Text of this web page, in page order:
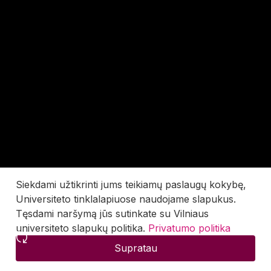
Siekdami užtikrinti jums teikiamų paslaugų kokybę,
Universiteto tinklalapiuose naudojame slapukus.
Tęsdami naršymą jūs sutinkate su Vilniaus
universiteto slapukų politika. Privatumo politika
Supratau